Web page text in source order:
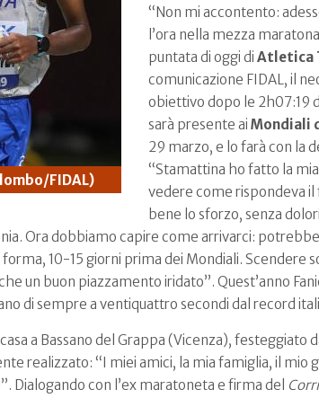
FIDAL)
“Non mi accontento:
l’ora nella mezza
puntata di oggi di Atletica
comunicazione FIDAL, il
obiettivo dopo le 2h07:19
sarà presente ai Mondiali
29 marzo, e lo farà con la
“Stamattina ho fatto la
vedere come rispondeva
bene lo sforzo, senza
Ora dobbiamo capire come arrivarci:
10-15 giorni prima dei Mondiali. Scendere
un buon piazzamento iridato”. Quest’anno
di sempre a ventiquattro secondi dal record
a Bassano del Grappa (Vicenza), festeggiato
realizzato: “I miei amici, la mia famiglia, il
Dialogando con l’ex maratoneta e firma del